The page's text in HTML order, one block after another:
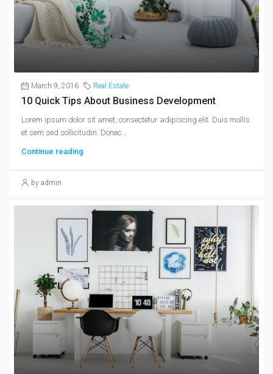
March 9, 2016 Real Estate
10 Quick Tips About Business Development
Lorem ipsum dolor sit amet, consectetur adipiscing elit. Duis mollis
et sem sed sollicitudin. Donec...
Continue reading
by admin